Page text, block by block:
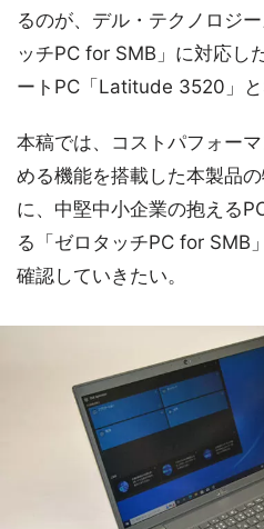
るのが、デル・テクノロジ
ッチPC for SMB」に対応し
ートPC「Latitude 3520」と
本稿では、コストパフォー
める機能を搭載した本製品
に、中堅中小企業の抱える
る「ゼロタッチPC for SMB
確認していきたい。